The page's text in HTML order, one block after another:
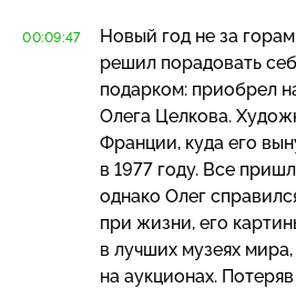
00:09:47
Новый год не за
решил порадовать
подарком: приобрел
Олега Целкова.
Франции, куда его
в 1977 году. Все
однако Олег
при жизни, его
в лучших музеях
на аукционах.